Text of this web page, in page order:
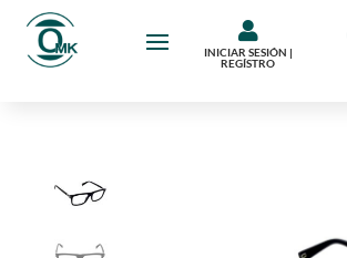

INICIAR SESIÓN |
REGÍSTRO